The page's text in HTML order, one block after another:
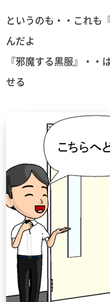
というのも・・これも
んだよ
『邪魔する黒服』・・
せる